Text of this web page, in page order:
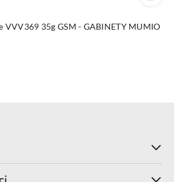
35g GSM - GABINETY MUMIO